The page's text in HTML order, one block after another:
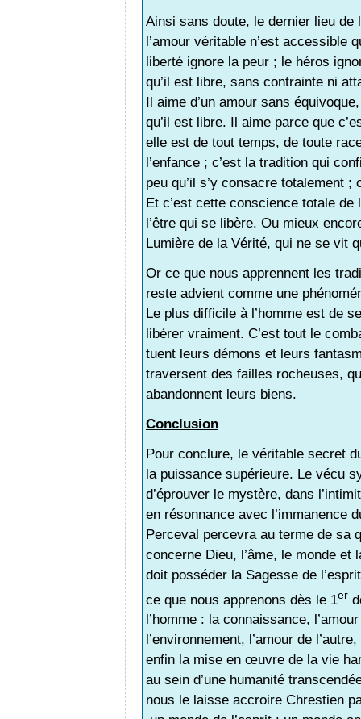
Ainsi sans doute, le dernier lieu de
l’amour véritable n’est accessible
liberté ignore la peur ; le héros
qu’il est libre, sans contrainte ni
Il aime d’un amour sans
qu’il est libre. Il aime parce que
elle est de tout temps, de toute
l’enfance ; c’est la tradition qui
peu qu’il s’y consacre totalement ;
Et c’est cette conscience totale de
l’être qui se libère. Ou mieux
Lumière de la Vérité, qui ne se vit
Or ce que nous apprennent les
reste advient comme une
Le plus difficile à l’homme est de
libérer vraiment. C’est tout le
tuent leurs démons et leurs
traversent des failles rocheuses,
abandonnent leurs biens.
Conclusion
Pour conclure, le véritable secret
la puissance supérieure. Le vécu
d’éprouver le mystère, dans
en résonnance avec l’immanence
Perceval percevra au terme de sa
concerne Dieu, l’âme, le monde et
doit posséder la Sagesse de
ce que nous apprenons dès le 1er
l’homme : la connaissance,
l’environnement, l’amour de
enfin la mise en œuvre de la vie
au sein d’une humanité
nous le laisse accroire Chrestien